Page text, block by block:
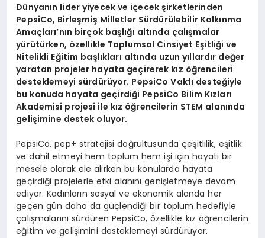
Dünyanın lider yiyecek ve içecek şirketlerinden
PepsiCo, Birleşmiş Milletler Sürdürülebilir Kalkınma
Amaçları’nın birçok başlığı altında çalışmalar
yürütürken, özellikle Toplumsal Cinsiyet Eşitliği ve
Nitelikli Eğitim başlıkları altında uzun yıllardır değer
yaratan projeler hayata geçirerek kız öğrencileri
desteklemeyi sürdürüyor. PepsiCo Vakfı desteğiyle
bu konuda hayata geçirdiği PepsiCo Bilim Kızları
Akademisi projesi ile kız öğrencilerin STEM alanında
gelişimine destek oluyor.
PepsiCo, pep+ stratejisi doğrultusunda çeşitlilik, eşitlik
ve dahil etmeyi hem toplum hem işi için hayati bir
mesele olarak ele alırken bu konularda hayata
geçirdiği projelerle etki alanını genişletmeye devam
ediyor. Kadınların sosyal ve ekonomik alanda her
geçen gün daha da güçlendiği bir toplum hedefiyle
çalışmalarını sürdürenPepsiCo, özellikle kız öğrencilerin
eğitim ve gelişimini desteklemeyi sürdürüyor.